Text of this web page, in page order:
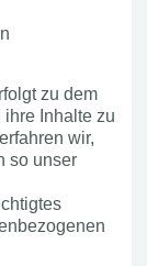
zu dem
Inhalte zu
wir,
so unser